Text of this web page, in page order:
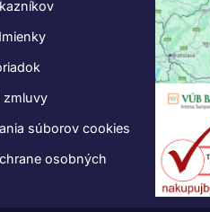
zmluvy
súborov cookies
osobných